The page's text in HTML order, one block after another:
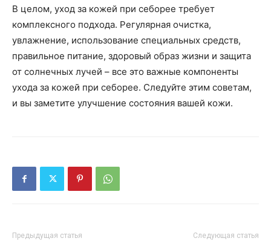
В целом, уход за кожей при себорее требует
комплексного подхода. Регулярная очистка,
увлажнение, использование специальных средств,
правильное питание, здоровый образ жизни и защита
от солнечных лучей – все это важные компоненты
ухода за кожей при себорее. Следуйте этим советам,
и вы заметите улучшение состояния вашей кожи.
Предыдущая статья Следующая статья